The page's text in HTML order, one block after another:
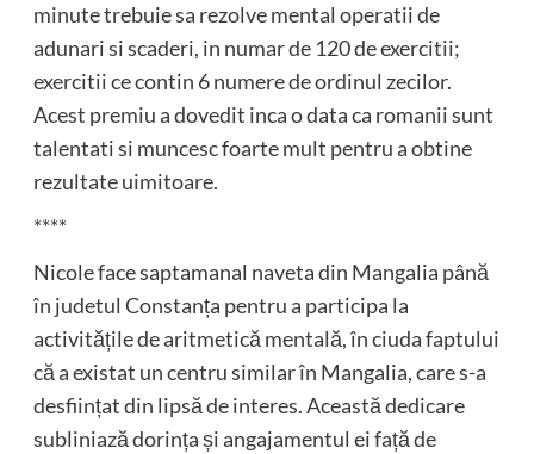
minute trebuie sa rezolve mental operatii de
adunari si scaderi, in numar de 120 de exercitii;
exercitii ce contin 6 numere de ordinul zecilor.
Acest premiu a dovedit inca o data ca romanii sunt
talentati si muncesc foarte mult pentru a obtine
rezultate uimitoare.
****
Nicole face saptamanal naveta din Mangalia până
în judetul Constanța pentru a participa la
activitățile de aritmetică mentală, în ciuda faptului
că a existat un centru similar în Mangalia, care s-a
desființat din lipsă de interes. Această dedicare
subliniază dorința și angajamentul ei față de